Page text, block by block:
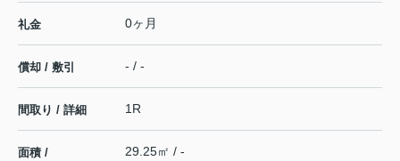
礼金 0ヶ月
償却 / 敷引 - / -
間取り / 詳細 1R
面積 /
29.25㎡ / -